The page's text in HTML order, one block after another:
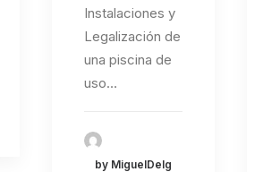
Instalaciones y
Legalización de
una piscina de
uso…
by MiguelDelg